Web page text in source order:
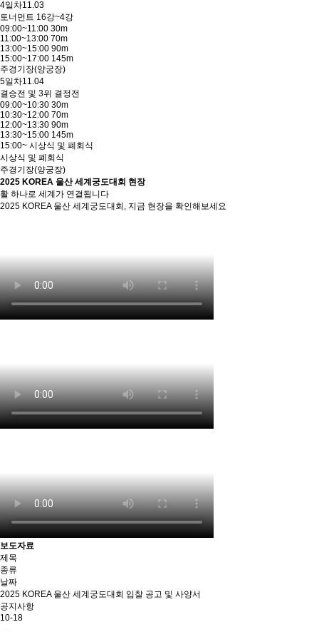
4일차11.03
토너먼트 16강~4강
09:00~11:00 30m
11:00~13:00 70m
13:00~15:00 90m
15:00~17:00 145m
주경기장(양궁장)
5일차11.04
결승전 및 3위 결정전
09:00~10:30 30m
10:30~12:00 70m
12:00~13:30 90m
13:30~15:00 145m
15:00~ 시상식 및 폐회식
시상식 및 폐회식
주경기장(양궁장)
2025 KOREA 울산 세계궁도대회 현장
활 하나로 세계가 연결됩니다
2025 KOREA 울산 세계궁도대회, 지금 현장을 확인해보세요
보도자료
제목
종류
날짜
2025 KOREA 울산 세계궁도대회 입찰 공고 및 사양서
공지사항
10-18